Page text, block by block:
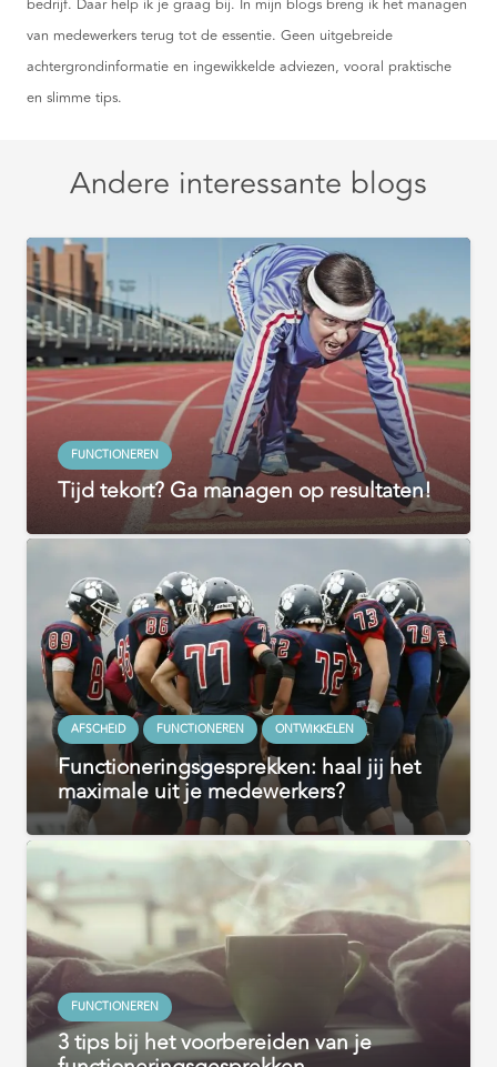
van medewerkers terug tot de essentie. Geen uitgebreide
achtergrondinformatie en ingewikkelde adviezen, vooral praktische
en slimme tips.
Andere interessante blogs
FUNCTIONEREN
Tijd tekort? Ga managen op resultaten!
AFSCHEID FUNCTIONEREN ONTWIKKELEN
Functioneringsgesprekken: haal jij het
maximale uit je medewerkers?
FUNCTIONEREN
3 tips bij het voorbereiden van je